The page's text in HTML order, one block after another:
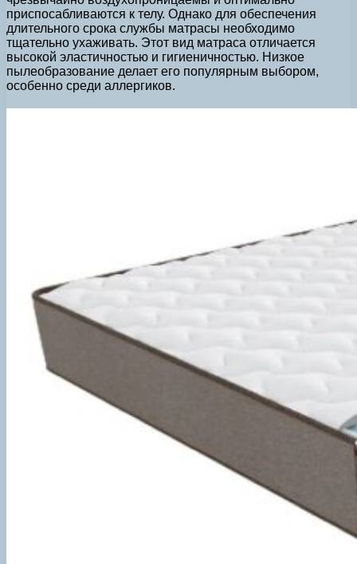
приспосабливаются к телу. Однако для обеспечения
длительного срока службы матрасы необходимо
тщательно ухаживать. Этот вид матраса отличается
высокой эластичностью и гигиеничностью. Низкое
пылеобразование делает его популярным выбором,
особенно среди аллергиков.